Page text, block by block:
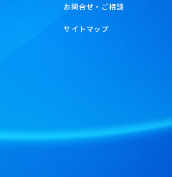
お問合せ・ご相談
サイトマップ